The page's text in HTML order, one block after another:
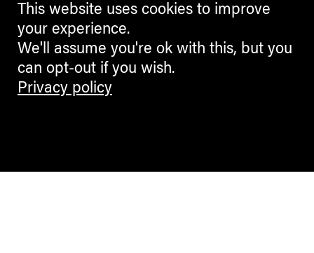
This website uses cookies to improve
your experience.
We'll assume you're ok with this, but you
can opt-out if you wish.
Privacy policy